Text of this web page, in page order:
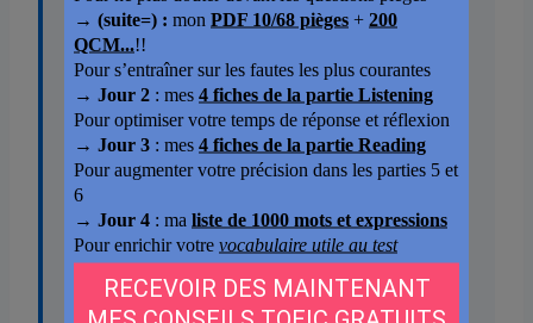
(Woman) I think I’ll have to take the train
to the regional sales meeting up in the
city next week. (Man) Don’t you usually
drive when you go to those meetings? I
thought you didn’t like to take the train.
(Woman) I don’t, but the highway’s being
repaired, and I’m afraid I might be late if I
have to make a detour through an area I
don’t know very well. (Man) You’re right.